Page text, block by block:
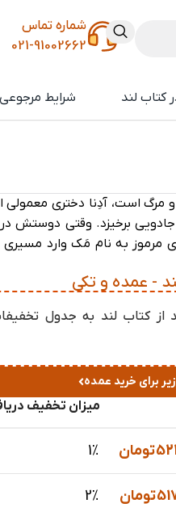
شماره تماس
021-91002662
کتاب لند شرایط مرجوعی
و مرگ است، آدِنا دختری
برخیزد. وقتی دوستش
مرموز به نام مَک وارد
- عمده و تکی
از کتاب لند به جدول
برای خرید عمده
میزان تخفیف
تومان 1%
تومان 2%